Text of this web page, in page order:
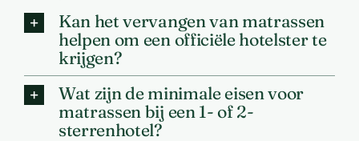
Kan het vervangen van matrassen
helpen om een officiële hotelster te
krijgen?
Wat zijn de minimale eisen voor
matrassen bij een 1- of 2-
sterrenhotel?